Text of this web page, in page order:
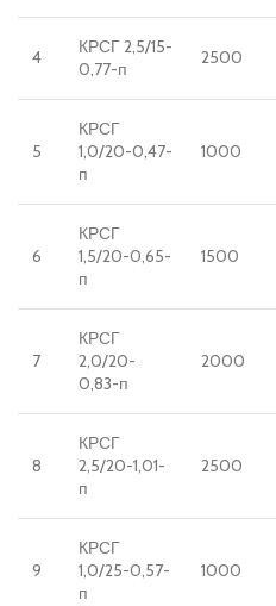
4
КРСГ 2,5/15-
0,77-п
2500
5
КРСГ
1,0/20-0,47-
п
1000
6
КРСГ
1,5/20-0,65-
п
1500
7
КРСГ
2,0/20-
0,83-п
2000
8
КРСГ
2,5/20-1,01-
п
2500
9
КРСГ
1,0/25-0,57-
п
1000